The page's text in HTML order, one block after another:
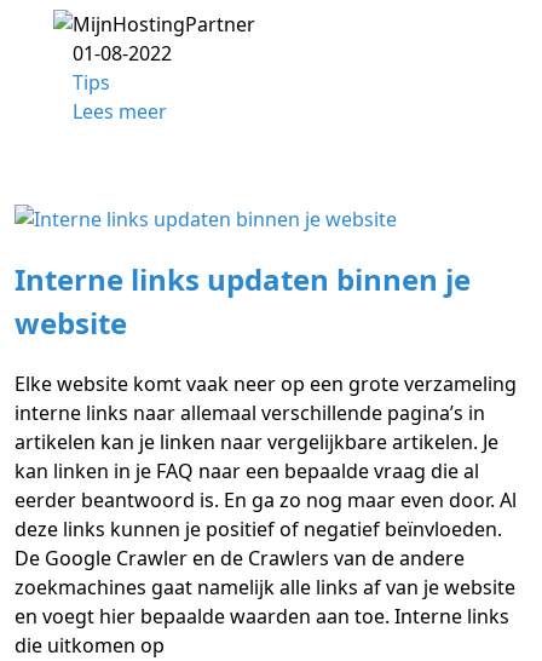
01-08-2022
Tips
Lees meer
Interne links updaten binnen je
website
Elke website komt vaak neer op een grote verzameling
interne links naar allemaal verschillende pagina’s in
artikelen kan je linken naar vergelijkbare artikelen. Je
kan linken in je FAQ naar een bepaalde vraag die al
eerder beantwoord is. En ga zo nog maar even door. Al
deze links kunnen je positief of negatief beïnvloeden.
De Google Crawler en de Crawlers van de andere
zoekmachines gaat namelijk alle links af van je website
en voegt hier bepaalde waarden aan toe. Interne links
die uitkomen op